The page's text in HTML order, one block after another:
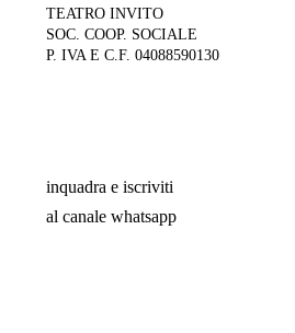
TEATRO INVITO
SOC. COOP. SOCIALE
P. IVA E C.F. 04088590130
inquadra e iscriviti
al canale whatsapp